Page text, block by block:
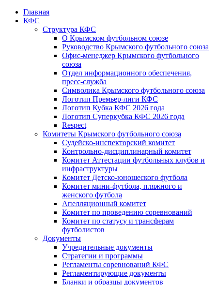
Главная
КФС
Структура КФС
О Крымском футбольном союзе
Руководство Крымского футбольного союза
Офис-менеджер Крымского футбольного
союза
Отдел информационного обеспечения,
пресс-служба
Символика Крымского футбольного союза
Логотип Премьер-лиги КФС
Логотип Кубка КФС 2026 года
Логотип Суперкубка КФС 2026 года
Respect
Комитеты Крымского футбольного союза
Судейско-инспекторский комитет
Контрольно-дисциплинарный комитет
Комитет Аттестации футбольных клубов и
инфраструктуры
Комитет Детско-юношеского футбола
Комитет мини-футбола, пляжного и
женского футбола
Апелляционный комитет
Комитет по проведению соревнований
Комитет по статусу и трансферам
футболистов
Документы
Учредительные документы
Стратегии и программы
Регламенты соревнований КФС
Регламентирующие документы
Бланки и образцы документов